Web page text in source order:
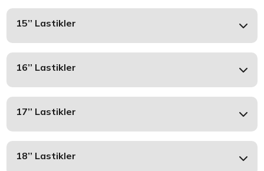
15’’ Lastikler
16’’ Lastikler
17’’ Lastikler
18’’ Lastikler